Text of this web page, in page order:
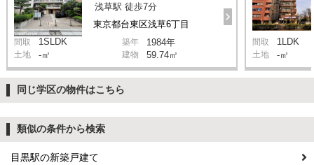
東京都台東区浅草6丁目
浅草駅 徒歩7分
間取 1SLDK 築年 1984年
土地 -㎡ 建物 59.74㎡
間取 1LDK
土地 -㎡
同じ学区の物件はこちら
類似の条件から検索
目黒駅の新築戸建て